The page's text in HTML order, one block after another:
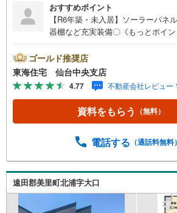
おすすめポイント
【R6年築・未入居】ソーラーパネ
器棚など充実装備〇《もっとポイ
＋3帖和室！WIC完備でスッキリ暮
機、モニタ付きインターホンなど
育環境》*涌谷第一小学校 徒歩29
校 徒歩33分（2634m）*涌谷幼稚
《生活環境》*ローソン 涌谷蔵人
m）*薬王堂 宮城涌谷店 車で5分
ゴールド推奨店
東海住宅 仙台中央支店
4.77 不動産会社レビュー
資料をもらう （無料）
電話する （通話料無料）
遠田郡美里町北浦字大口